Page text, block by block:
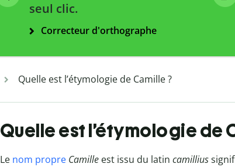
seul clic.
Correcteur d'orthographe
Quelle est l’étymologie de Camille ?
Quelle est l’étymologie de
Le nom propre Camilleest issu du latin camillius